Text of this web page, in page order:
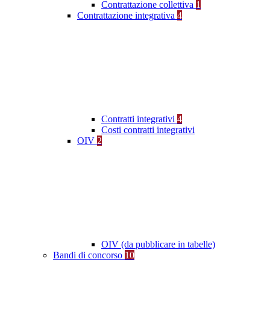
Contrattazione collettiva 1
Contrattazione integrativa 4
Contratti integrativi 4
Costi contratti integrativi
OIV 2
OIV (da pubblicare in tabelle)
Bandi di concorso 10